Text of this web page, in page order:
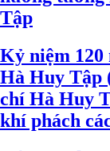
Tập
Kỷ niệm 120
Hà Huy Tập
chí Hà Huy
khí phách